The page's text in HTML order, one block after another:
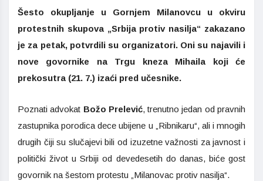
Šesto okupljanje u Gornjem Milanovcu u okviru
protestnih skupova „Srbija protiv nasilja“ zakazano
je za petak, potvrdili su organizatori. Oni su najavili i
nove govornike na Trgu kneza Mihaila koji će
prekosutra (21. 7.) izaći pred učesnike.
Poznati advokat Božo Prelević, trenutno jedan od pravnih
zastupnika porodica dece ubijene u „Ribnikaru“, ali i mnogih
drugih čiji su slučajevi bili od izuzetne važnosti za javnost i
politički život u Srbiji od devedesetih do danas, biće gost
govornik na šestom protestu „Milanovac protiv nasilja“.